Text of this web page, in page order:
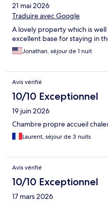
21 mai 2026
Traduire avec Google
A lovely property which is
excellent base for staying in
Jonathan, séjour de 1 nuit
Avis vérifié
10/10 Exceptionnel
19 juin 2026
Chambre propre accueil
Laurent, séjour de 3 nuits
Avis vérifié
10/10 Exceptionnel
17 mars 2026